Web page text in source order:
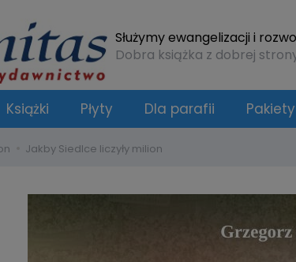
Służymy ewangelizacji i
Dobra książka z dobrej
Książki Płyty Dla parafii Pakiety
Jakby Siedlce liczyły milion